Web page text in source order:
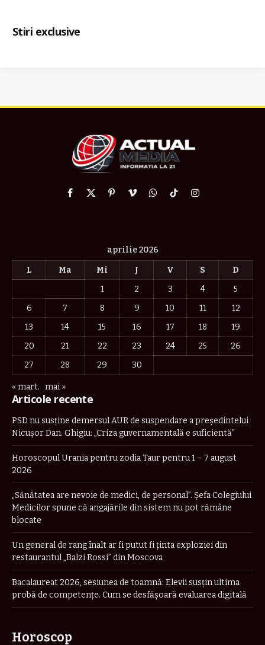
Stiri exclusive
Facebook
X
PinterestVimeoWhatsApp
TikTokInstagram
aprilie 2026
L
Ma Mi J V S
D
1
2 3 4
5
6
7 8 9 10 11
12
13
14 15 16 17 18
19
20
21 22 23 24 25
26
27
28 29 30
« mart. mai »
Articole recente
PSD nu susține demersul AUR de suspendare a președintelui
Nicușor Dan. Ghigiu: „Criza guvernamentală e suficientă”
Horoscopul Urania pentru zodia Taur pentru 1 – 7 august
2026
„Sănătatea are nevoie de medici, de personal”. Șefa Colegiului
Medicilor spune că angajările din sistem nu pot rămâne
blocate
Un general de rang înalt ar fi putut fi ținta exploziei din
restaurantul „Balzi Rossi” din Moscova
Bacalaureat 2026, sesiunea de toamnă: Elevii susțin ultima
probă de competențe. Cum se desfășoară evaluarea digitală
Horoscop